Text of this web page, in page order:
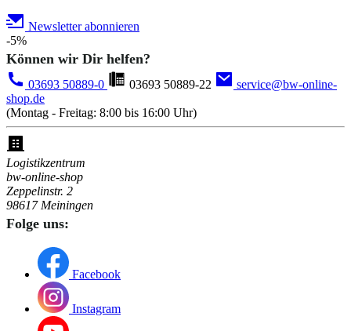
Newsletter abonnieren
-5%
Können wir Dir helfen?
03693 50889-0 03693 50889-22
service@bw-online-
shop.de
(Montag - Freitag: 8:00 bis 16:00 Uhr)
Logistikzentrum
bw-online-shop
Zeppelinstr. 2
98617 Meiningen
Folge uns:
Facebook
Instagram